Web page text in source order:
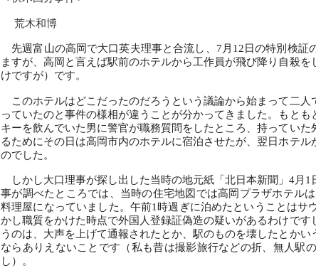
荒木和博
先週富山の高岡で大口英夫理事と合流し、7月12日の特別検証
ますが、高岡と言えば駅前のホテルから工作員が飛び降り自殺
けですが）です。
このホテルはどこだったのだろうという議論から始まって二
っていたのと事件の様相が違うことが分かってきました。もと
キーを飲んでいた男に警官が職務質問をしたところ、持ってい
るためにその日は高岡市内のホテルに宿泊させたが、翌日ホテ
のでした。
しかし大口理事が探し出した当時の地元紙「北日本新聞」4月
事が調べたところでは、当時の住宅地図では高岡プラザホテル
料理屋になっていました。午前1時過ぎに泊めたということはサ
かし職質をかけた時点で外国人登録証偽造の疑いがあるわけで
うのは、大声を上げて通報されたとか、駅のものを壊したとか
ならありえないことです（私も昔は撮影旅行などの折、無人駅
し）。